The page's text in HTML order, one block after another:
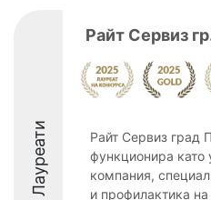
Лауреати
Райт Сервиз
Райт Сервиз град
функционира като
компания,
и профилактика